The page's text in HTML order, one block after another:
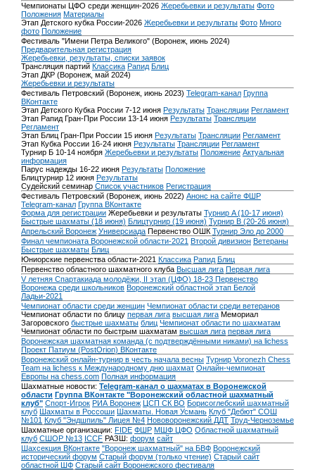
Чемпионаты ЦФО среди женщин-2026 Жеребьевки и результаты Фото
Положения Материалы
Этап Детского кубка России-2026 Жеребьевки и результаты Фото Много
фото Положение
Фестиваль "Имени Петра Великого" (Воронеж, июнь 2024)
Предварительная регистрация
Жеребьевки, результаты, списки заявок
Трансляция партий Классика Рапид Блиц
Этап ДКР (Воронеж, май 2024)
Жеребьевки и результаты
Фестиваль Петровский (Воронеж, июнь 2023) Telegram-канал Группа
ВКонтакте
Этап Детского Кубка России 7-12 июня Результаты Трансляции Регламент
Этап Рапид Гран-При России 13-14 июня Результаты Трансляции
Регламент
Этап Блиц Гран-При России 15 июня Результаты Трансляции Регламент
Этап Кубка России 16-24 июня Результаты Трансляции Регламент
Турнир Б 10-14 ноября Жеребьевки и результаты Положение Актуальная
информация
Парус надежды 16-22 июня Результаты Положение
Блицтурнир 12 июня Результаты
Судейский семинар Список участников Регистрация
Фестиваль Петровский (Воронеж, июнь 2022) Анонс на сайте ФШР
Telegram-канал Группа ВКонтакте
Форма для регистрации Жеребьевки и результаты Турнир A (10-17 июня)
Быстрые шахматы (18 июня) Блицтурнир (19 июня) Турнир B (20-26 июня)
Апрельский Воронеж Универсиада Первенство ОШК Турнир Эло до 2000
Финал чемпионата Воронежской области-2021 Второй дивизион Ветераны
Быстрые шахматы Блиц
Юниорские первенства области-2021 Классика Рапид Блиц
Первенство областного шахматного клуба Высшая лига Первая лига
V летняя Спартакиада молодёжи, II этап (ЦФО) 18-23 Первенство
Воронежа среди школьников Воронежский областной этап Белой
Ладьи-2021
Чемпионат области среди женщин Чемпионат области среди ветеранов
Чемпионат области по блицу первая лига высшая лига Мемориал
Загоровского быстрые шахматы блиц Чемпионат области по шахматам
Чемпионат области по быстрым шахматам высшая лига первая лига
Воронежская шахматная команда (с подтверждёнными никами) на lichess
Проект Патиум (PostOrion) ВКонтакте
Воронежский онлайн-турнир в честь начала весны Турнир Voronezh Chess
Team на lichess к Международному дню шахмат Онлайн-чемпионат
Европы на chess.com Полная информация
Шахматные новости: Telegram-канал о шахматах в Воронежской
области Группа ВКонтакте "Воронежский областной шахматный
клуб" Спорт-Игрок РИА Воронеж ЦСП СК ВО Борисоглебский шахматный
клуб Шахматы в Россоши Шахматы. Новая Усмань Клуб "Дебют" СОШ
№101 Клуб "Эндшпиль" Лицея №4 Нововоронежский ДДТ Труд-Черноземье
Шахматные организации: FIDE ФШР МШФ ЦФО Областной шахматный
клуб СШОР №13 ICCF РАЗШ: форум сайт
Шахсекция ВКонтакте "Воронеж шахматный" на БВФ Воронежский
исторический форум Cтарый форум (только чтение) Старый сайт
областной ШФ Старый сайт Воронежского фестиваля